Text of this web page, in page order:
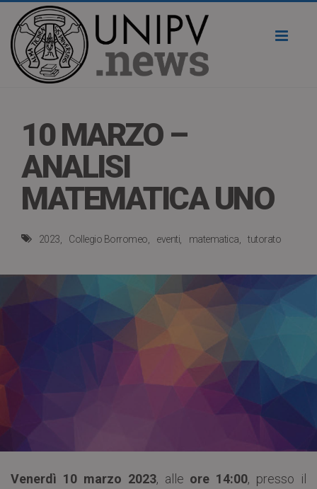
10 MARZO –
ANALISI
MATEMATICA UNO
2023 Collegio Borromeo eventi matematica tutorato
Venerdì 10 marzo 2023, alle ore 14:00, presso il